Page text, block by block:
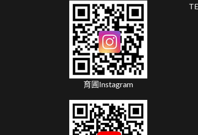
育圃Instagram